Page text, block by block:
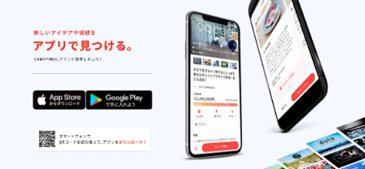
今後は化粧
の力で認知
症を予防す
る「美容健
康法」を拡
げる活動も
していきた
いと思って
います。